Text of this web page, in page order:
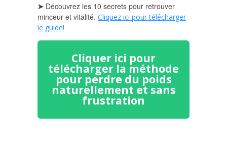
➤ Découvrez les 10 secrets pour retrouver
minceur et vitalité. Cliquez ici pour télécharger
le guide!
Cliquer ici pour
télécharger la méthode
pour perdre du poids
naturellement et sans
frustration